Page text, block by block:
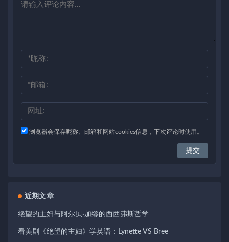
浏览器会保存昵称、邮箱和网站cookies信息，下次评论时使用。
近期文章
绝望的主妇与阿尔贝·加缪的西西弗斯哲学
看美剧《绝望的主妇》学英语：Lynette VS Bree